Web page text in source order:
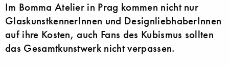
Im Bomma Atelier in Prag kommen nicht nur
GlaskunstkennerInnen und DesignliebhaberInnen
auf ihre Kosten, auch Fans des Kubismus sollten
das Gesamtkunstwerk nicht verpassen.